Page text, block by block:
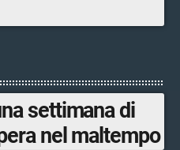
settimana di
nel maltempo